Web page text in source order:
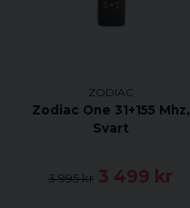
ZODIAC
Zodiac One 31+155 Mhz,
Svart
3 995 kr 3 499 kr